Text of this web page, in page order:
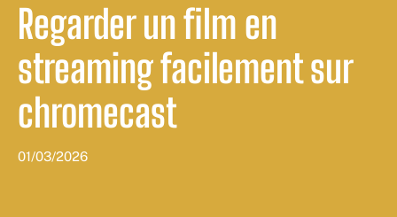
Regarder un film en
streaming facilement sur
chromecast
01/03/2026